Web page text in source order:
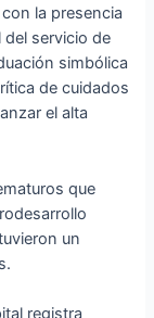
la presencia
servicio de
simbólica
de cuidados
el alta
que
un
registra